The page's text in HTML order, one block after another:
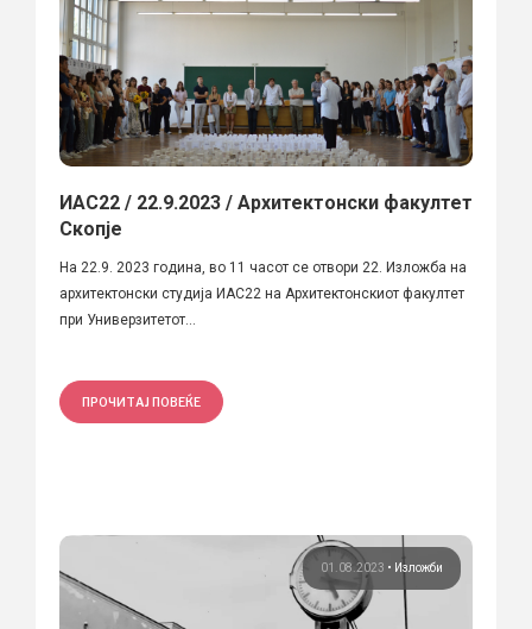
ИАС22 / 22.9.2023 / Архитектонски факултет
Скопје
На 22.9. 2023 година, во 11 часот се отвори 22. Изложба на
архитектонски студија ИАС22 на Архитектонскиот факултет
при Универзитетот...
ПРОЧИТАЈ ПОВЕЌЕ
01.08.2023 • Изложби